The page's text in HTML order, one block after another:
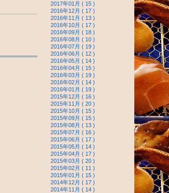
2017年01月 ( 15 )
2016年12月 ( 17 )
2016年11月 ( 13 )
2016年10月 ( 17 )
2016年09月 ( 18 )
2016年08月 ( 10 )
2016年07月 ( 19 )
2016年06月 ( 12 )
2016年05月 ( 14 )
2016年04月 ( 15 )
2016年03月 ( 19 )
2016年02月 ( 14 )
2016年01月 ( 19 )
2015年12月 ( 16 )
2015年11月 ( 20 )
2015年10月 ( 15 )
2015年09月 ( 15 )
2015年08月 ( 13 )
2015年07月 ( 16 )
2015年06月 ( 17 )
2015年05月 ( 14 )
2015年04月 ( 17 )
2015年03月 ( 20 )
2015年02月 ( 11 )
2015年01月 ( 15 )
2014年12月 ( 17 )
2014年11月 ( 14 )